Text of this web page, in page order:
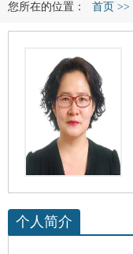
您所在的位置： 首页 >>
个人简介